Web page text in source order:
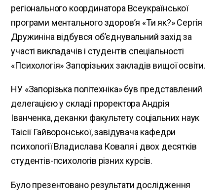
регіонального координатора Всеукраїнської
програми ментального здоров’я «Ти як?» Сергія
Дружиніна відбувся об’єднувальний захід за
участі викладачів і студентів спеціальності
«Психологія» Запорізьких закладів вищої освіти.
НУ «Запорізька політехніка» був представлений
делегацією у складі проректора Андрія
Іванченка, деканки факультету соціальних наук
Таісії Гайворонської, завідувача кафедри
психології Владислава Коваля і двох десятків
студентів-психологів різних курсів.
Було презентовано результати дослідження